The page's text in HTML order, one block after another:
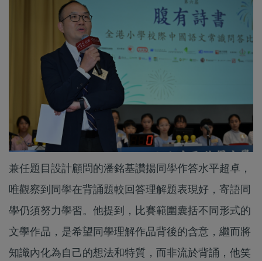
兼任題目設計顧問的潘銘基讚揚同學作答水平超卓，
唯觀察到同學在背誦題較回答理解題表現好，寄語同
學仍須努力學習。他提到，比賽範圍囊括不同形式的
文學作品，是希望同學理解作品背後的含意，繼而將
知識內化為自己的想法和特質，而非流於背誦，他笑